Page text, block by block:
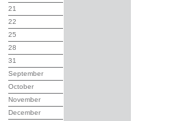
21
22
25
28
31
September
October
November
December